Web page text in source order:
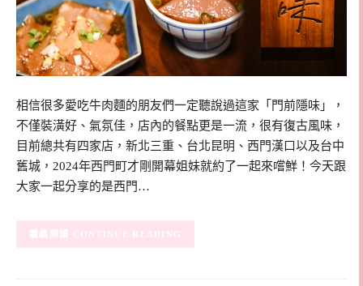
相信很多愛吃牛肉麵的朋友們一定聽說過這家「門前隱味」，
不僅裝潢好、氣氛佳，店內的餐點更是一流，很有復古風味，
目前總共有四家店，新北三重、台北昆明、西門漢口以及台中
舊城，2024年西門町才剛開幕姐妹就約了一起來嚐鮮！今天跟
大家一起分享的是西門…
CONTINUE READING